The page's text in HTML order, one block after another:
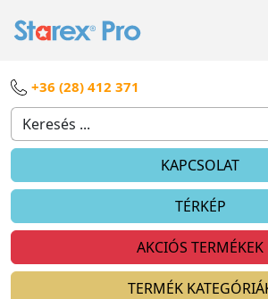
+36 (28) 412 371
KAPCSOLAT
TÉRKÉP
AKCIÓS TERMÉKEK
TERMÉK